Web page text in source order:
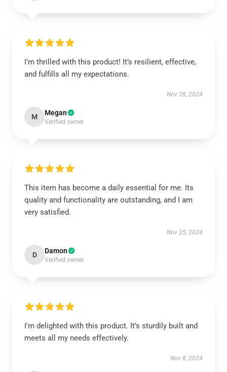
I’m thrilled with this product! It’s resilient, effective,
and fulfills all my expectations.
Nov 28, 2024
M Megan
Verified owner
This item has become a daily essential for me. Its
quality and functionality are outstanding, and I am
very satisfied.
Nov 25, 2024
D Damon
Verified owner
I'm delighted with this product. It’s sturdily built and
meets all my needs effectively.
Nov 8, 2024